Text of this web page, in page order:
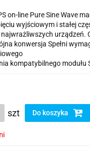
on-line Pure Sine Wave
wyjściowym i stałej
urządzeń.
konwersja Spełni
kompatybilnego modułu
szt Do koszyka